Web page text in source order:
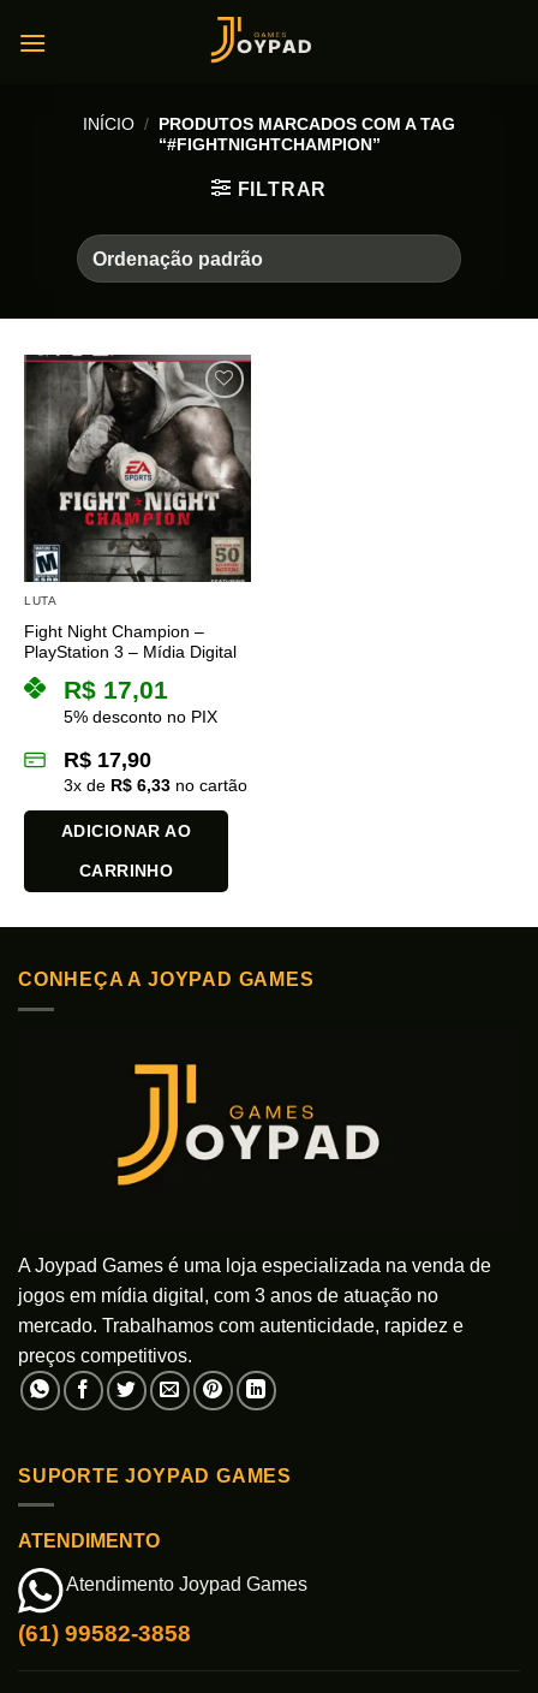
INÍCIO / PRODUTOS MARCADOS COM A TAG
“#FIGHTNIGHTCHAMPION”
FILTRAR
LUTA
Fight Night Champion –
PlayStation 3 – Mídia Digital
R$ 17,01
5% desconto no PIX
R$ 17,90
3x de R$ 6,33 no cartão
ADICIONAR AO
CARRINHO
CONHEÇA A JOYPAD GAMES
A Joypad Games é uma loja especializada na venda de
jogos em mídia digital, com 3 anos de atuação no
mercado. Trabalhamos com autenticidade, rapidez e
preços competitivos.
SUPORTE JOYPAD GAMES
ATENDIMENTO
Atendimento Joypad Games
(61) 99582-3858